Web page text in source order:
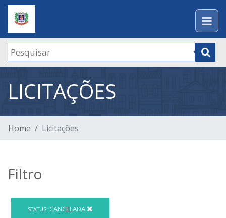
LICITAÇÕES
Home Licitações
Filtro
STATUS: CANCELADA